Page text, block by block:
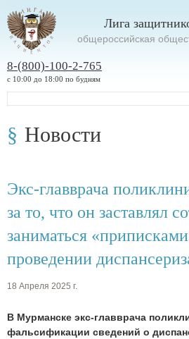
Лига
oбщероссийская
8-(800)-100-2-765
с 10:00 до 18:00 по будням
Новости
Экс-главврача
за то, что он заставлял
заниматься
проведении
18 Апреля 2025 г.
В Мурманске экс-главврача
фальсификации сведений о